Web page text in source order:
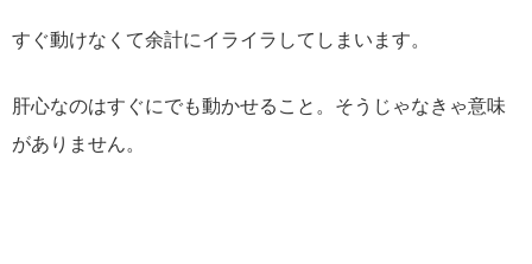
すぐ動けなくて余計にイライラしてしまいます。
肝心なのはすぐにでも動かせること。そうじゃなきゃ意味
がありません。